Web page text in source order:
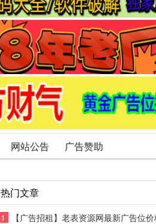
网站公告 广告赞助
热门文章
1
【广告招租】老表资源网最新广告位价